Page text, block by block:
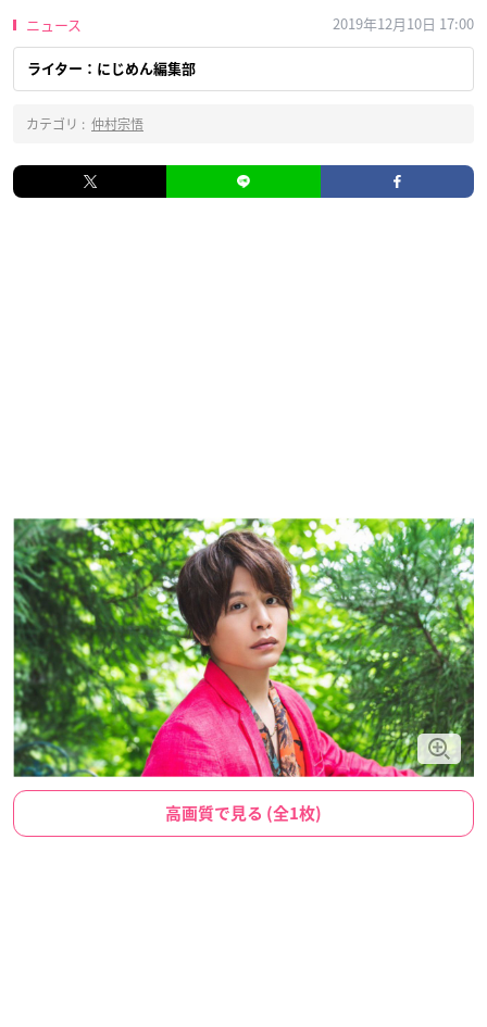
ニュース 2019年12月10日 17:00
ライター：にじめん編集部
カテゴリ : 仲村宗悟
高画質で見る (全1枚)